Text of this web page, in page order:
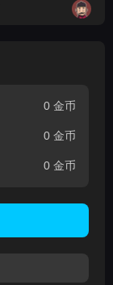
0 金币
0 金币
0 金币